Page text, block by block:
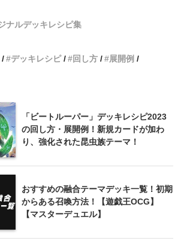
ナルデッキレシピ集
デッキレシピ 回し方
展開例
「ビートルーパー」デッキレシピ2023
の回し方・展開例！新規カードが加わ
り、強化された昆虫族テーマ！
おすすめの融合テーマデッキ一覧！初期
からある召喚方法！【遊戯王OCG】
【マスターデュエル】